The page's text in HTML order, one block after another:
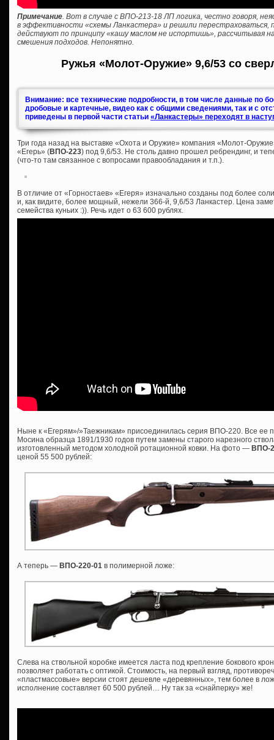
Примечание. Вот в случае с ВПО-213-18 ЛП логика, честно говоря,
в эффективности «схемы Ланкастера» и решили перестраховаться,
действуют по принципу «кашу маслом не испортишь», рассчитывая
смешения подходов. Непонятно.
Ружья «Молот-Оружие» 9,6/53 со
Внимание: все технические подробности, в том числе данные по
дробовые и картечные, видео как с общими сведениями, так и с
приведены в первой части статьи «Ланкастеры» переходят в
Три года назад на выставке «Охота и Оружие» компания «Молот-
«Егерь» (ВПО-223) под 9,6/53. Не столь давно прошел ребрендинг, и
(что-то там связанное с вопросами правообладания и т.п.).
В отличие от «Горностаев» «Егеря» изначально созданы под более
и, как видите, более мощный, нежели 366-й, 9,6/53 Ланкастер. Цена
семейства куньих :)). Речь идет о 63 600 рублях.
Ныне к «Егерям»/»Таежникам» присоединилась серия ВПО-220. Все ее
Мосина образца 1891/1930 годов путем замены старого нарезного
изготовленный методом холодной ротационной ковки. На фото — ВПО-
ценой 55 500 рублей:
А теперь — ВПО-220-01 в полимерной ложе:
Слева на ствольной коробке имеется ласта под крепление бокового
позволяет работать с оптикой. Стоимость, на первый взгляд,
«пластмассовые» версии стоят дешевле «деревянных», тем более в
исполнение составляет 60 500 рублей… Ну так за «снайперку» же!